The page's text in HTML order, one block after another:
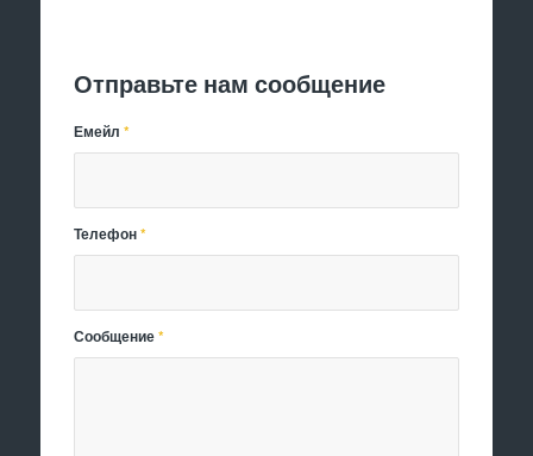
Отправьте нам сообщение
Емейл*
Телефон*
Сообщение*